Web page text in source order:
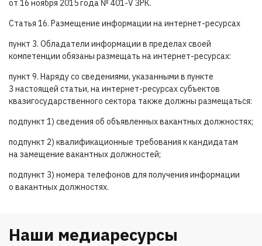
от 16 ноября 2015 года № 401-V ЗРК.
Статья 16. Размещение информации на интернет-ресурсах
пункт 3. Обладатели информации в пределах своей
компетенции обязаны размещать на интернет-ресурсах:
пункт 9. Наряду со сведениями, указанными в пункте
3 настоящей статьи, на интернет-ресурсах субъектов
квазигосударственного сектора также должны размещаться:
подпункт 1) сведения об объявленных вакантных должностях;
подпункт 2) квалификационные требования к кандидатам
на замещение вакантных должностей;
подпункт 3) номера телефонов для получения информации
о вакантных должностях.
Наши медиаресурсы